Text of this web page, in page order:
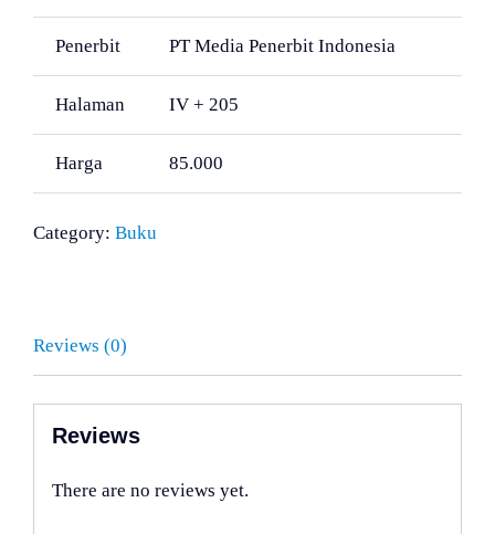
Penerbit PT Media Penerbit Indonesia
Halaman IV + 205
Harga 85.000
Category: Buku
Reviews (0)
Reviews
There are no reviews yet.